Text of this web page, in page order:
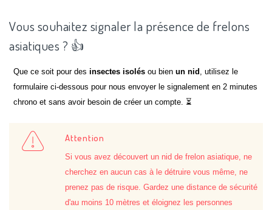
Vous souhaitez signaler la présence de frelons
asiatiques ? 👍
Que ce soit pour desinsectes isolés ou bienun nid , utilisez le
formulaire ci-dessous pour nous envoyer le signalement en 2 minutes
chrono et sans avoir besoin de créer un compte. ⏳
Attention
Si vous avez découvert un nid de frelon asiatique, ne
cherchez en aucun cas à le détruire vous même, ne
prenez pas de risque. Gardez une distance de sécurité
d'au moins 10 mètres et éloignez les personnes